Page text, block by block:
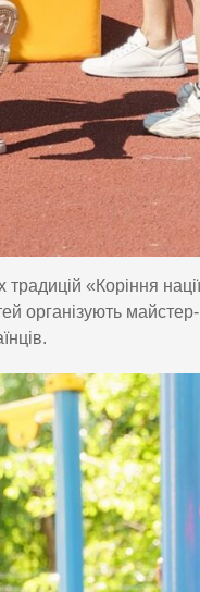
«Коріння
майстер-